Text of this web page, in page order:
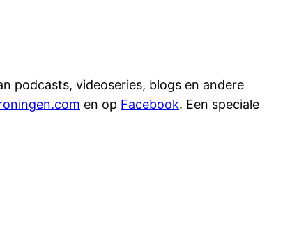
podcasts, videoseries, blogs en andere
en op Facebook. Een speciale